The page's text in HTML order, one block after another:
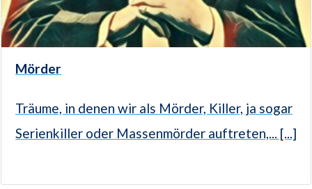
Mörder
Träume, in denen wir als Mörder, Killer, ja sogar
Serienkiller oder Massenmörder auftreten,... [...]